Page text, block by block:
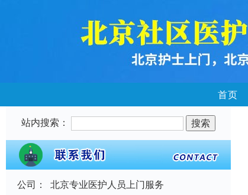
首页
站内搜索：
公司：
北京专业医护人员上门服务